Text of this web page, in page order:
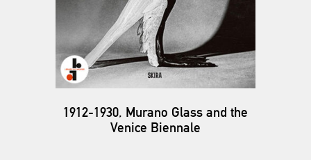
1912-1930, Murano Glass and the
Venice Biennale